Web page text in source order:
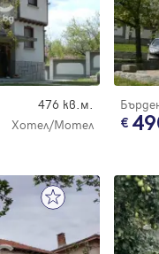
476 кв.м.
Хотел/Мотел